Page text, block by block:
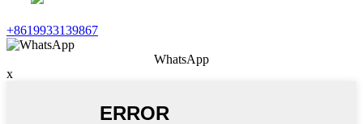
+8619933139867
WhatsApp
x